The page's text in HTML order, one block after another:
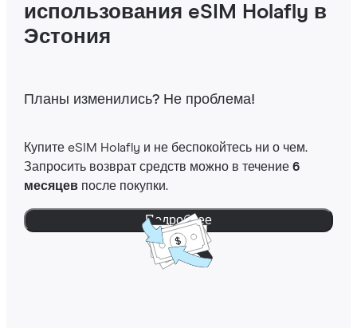
использования eSIM Holafly в
Эстония
Планы изменились? Не проблема!
Купите eSIM Holafly и не беспокойтесь ни о чем.
Запросить возврат средств можно в течение 6
месяцевпосле покупки.
Подробнее